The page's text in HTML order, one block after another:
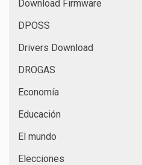
Download Firmware
DPOSS
Drivers Download
DROGAS
Economía
Educación
El mundo
Elecciones